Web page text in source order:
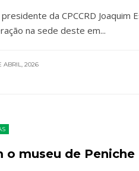
da CPCCRD
na sede deste em...
ABRIL, 2026
o museu de Peniche